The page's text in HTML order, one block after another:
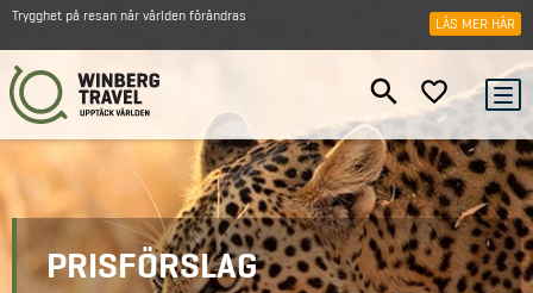
Trygghet på resan när världen förändras LÄS MER HÄR
PRISFÖRSLAG